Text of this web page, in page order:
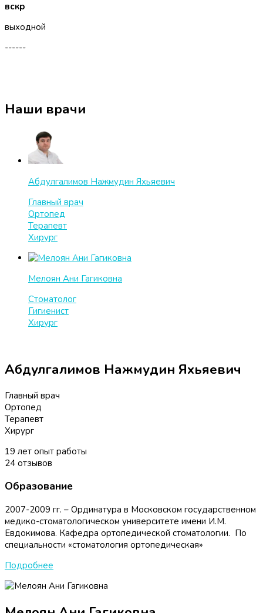
вскр
выходной
------
Наши врачи
Абдулгалимов Нажмудин Яхьяевич
Главный врач
Ортопед
Терапевт
Хирург
Мелоян Ани Гагиковна
Стоматолог
Гигиенист
Хирург
Абдулгалимов Нажмудин Яхьяевич
Главный врач
Ортопед
Терапевт
Хирург
19 лет опыт работы
24 отзывов
Образование
2007-2009 гг. – Ординатура в Московском государственном
медико-стоматологическом университете имени И.М.
Евдокимова. Кафедра ортопедической стоматологии. По
специальности «стоматология ортопедическая»
Подробнее